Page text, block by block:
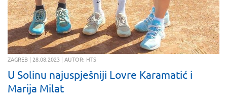
ZAGREB | 28.08.2023 | AUTOR: HTS
U Solinu najuspješniji Lovre Karamatić i
Marija Milat